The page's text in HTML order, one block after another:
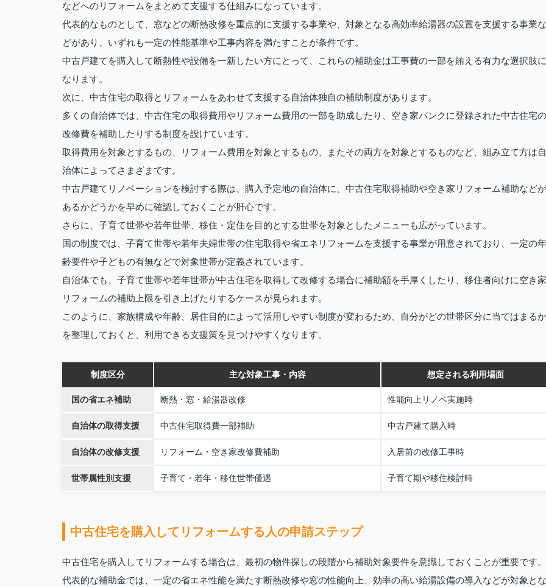
などへのリフォームをまとめて支援する仕組みになっています。
代表的なものとして、窓などの断熱改修を重点的に支援する事業や、対象となる高効率給湯器の設置を支援する事業な
どがあり、いずれも一定の性能基準や工事内容を満たすことが条件です。
中古戸建てを購入して断熱性や設備を一新したい方にとって、これらの補助金は工事費の一部を賄える有力な選択肢に
なります。
次に、中古住宅の取得とリフォームをあわせて支援する自治体独自の補助制度があります。
多くの自治体では、中古住宅の取得費用やリフォーム費用の一部を助成したり、空き家バンクに登録された中古住宅の
改修費を補助したりする制度を設けています。
取得費用を対象とするもの、リフォーム費用を対象とするもの、またその両方を対象とするものなど、組み立て方は自
治体によってさまざまです。
中古戸建てリノベーションを検討する際は、購入予定地の自治体に、中古住宅取得補助や空き家リフォーム補助などが
あるかどうかを早めに確認しておくことが肝心です。
さらに、子育て世帯や若年世帯、移住・定住を目的とする世帯を対象としたメニューも広がっています。
国の制度では、子育て世帯や若年夫婦世帯の住宅取得や省エネリフォームを支援する事業が用意されており、一定の年
齢要件や子どもの有無などで対象世帯が定義されています。
自治体でも、子育て世帯や若年世帯が中古住宅を取得して改修する場合に補助額を手厚くしたり、移住者向けに空き家
リフォームの補助上限を引き上げたりするケースが見られます。
このように、家族構成や年齢、居住目的によって活用しやすい制度が変わるため、自分がどの世帯区分に当てはまるか
を整理しておくと、利用できる支援策を見つけやすくなります。
制度区分 主な対象工事・内容 想定される利用場面
国の省エネ補助 断熱・窓・給湯器改修 性能向上リノベ実施時
自治体の取得支援 中古住宅取得費一部補助 中古戸建て購入時
自治体の改修支援 リフォーム・空き家改修費補助 入居前の改修工事時
世帯属性別支援 子育て・若年・移住世帯優遇 子育て期や移住検討時
中古住宅を購入してリフォームする人の申請ステップ
中古住宅を購入してリフォームする場合は、最初の物件探しの段階から補助対象要件を意識しておくことが重要です。
代表的な補助金では、一定の省エネ性能を満たす断熱改修や窓の性能向上、効率の高い給湯設備の導入などが対象とな